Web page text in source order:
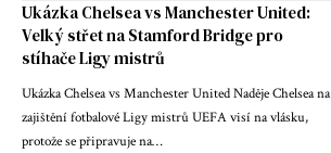
Ukázka Chelsea vs Manchester United:
Velký střet na Stamford Bridge pro
stíhače Ligy mistrů
Ukázka Chelsea vs Manchester United Naděje Chelsea na
zajištění fotbalové Ligy mistrů UEFA visí na vlásku,
protože se připravuje na…